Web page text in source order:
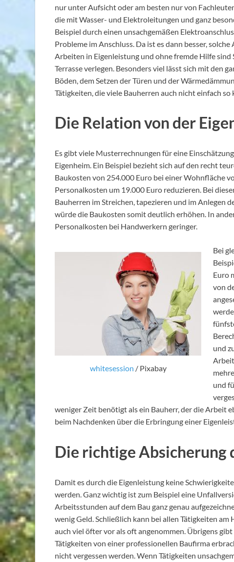
nur unter Aufsicht oder am besten nur von
die mit Wasser- und Elektroleitungen und ganz
Beispiel durch einen unsachgemäßen
Probleme im Anschluss. Da ist es dann besser,
Arbeiten in Eigenleistung und ohne fremde Hilfe
Terrasse verlegen. Besonders viel lässt sich mit den
Böden, dem Setzen der Türen und der
Tätigkeiten, die viele Bauherren auch nicht einfach so
Die Relation von der
Es gibt viele Musterrechnungen für eine
Eigenheim. Ein Beispiel bezieht sich auf den recht
Baukosten von 254.000 Euro bei einer Wohnfläche
Personalkosten um 19.000 Euro reduzieren. Bei
Bauherren im Streichen, tapezieren und im Anlegen
würde die Baukosten somit deutlich erhöhen. In
Personalkosten bei Handwerkern geringer.
whitesession / Pixabay
Bei
Euro
von
und
und
weniger Zeit benötigt als ein Bauherr, der die Arbeit
beim Nachdenken über die Erbringung einer
Die richtige Absicherung
Damit es durch die Eigenleistung keine
werden. Ganz wichtig ist zum Beispiel eine
Arbeitsstunden auf dem Bau ganz genau
wenig Geld. Schließlich kann bei allen Tätigkeiten
auch viel öfter vor als oft angenommen. Übrigens
Tätigkeiten von einer professionellen Baufirma
nicht vergessen werden. Wenn Tätigkeiten